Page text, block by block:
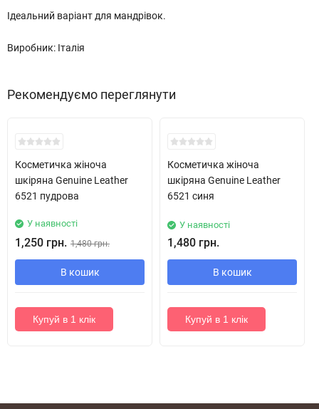
Ідеальний варіант для мандрівок.
Виробник: Італія
Рекомендуємо переглянути
​Косметичка жіноча
шкіряна Genuine Leather
6521 пудрова
У наявності
1,250 грн. 1,480 грн.
В кошик
Купуй в 1 клік
Косметичка жіноча
шкіряна Genuine Leather
6521 синя
У наявності
1,480 грн.
В кошик
Купуй в 1 клік